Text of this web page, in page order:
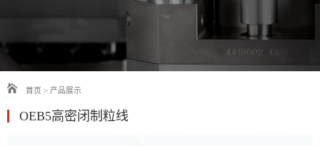
首页 > 产品展示
OEB5高密闭制粒线